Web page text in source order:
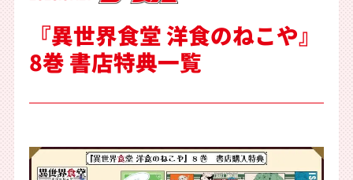
『異世界食堂 洋食のねこや』
8巻 書店特典一覧